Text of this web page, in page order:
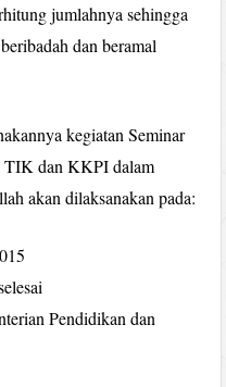
jumlahnya sehingga
dan beramal
kegiatan Seminar
TIK dan KKPI dalam
akan dilaksanakan pada:
Pendidikan dan